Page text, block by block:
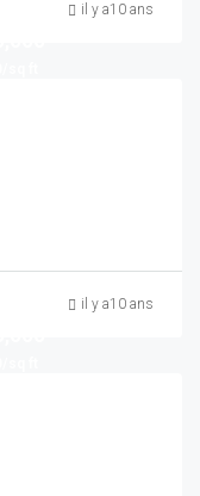
il y a10 ans
il y a10 ans